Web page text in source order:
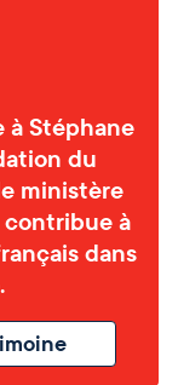
à Stéphane
du
ministère
contribue à
dans